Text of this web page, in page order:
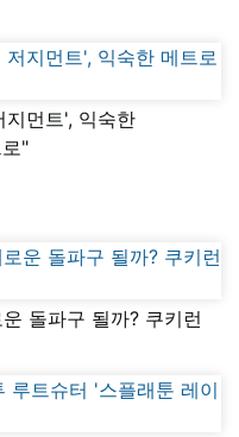
먼트', 익숙한
"
돌파구 될까? 쿠키런